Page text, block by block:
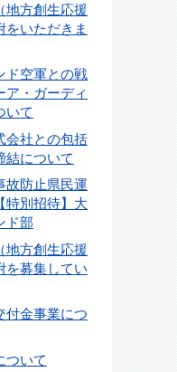
地方創生応援
をいただきま
ド空軍との戦
ア・ガーディ
いて
会社との包括
結について
故防止県民運
特別招待】大
ド部
地方創生応援
を募集してい
付金事業につ
ついて